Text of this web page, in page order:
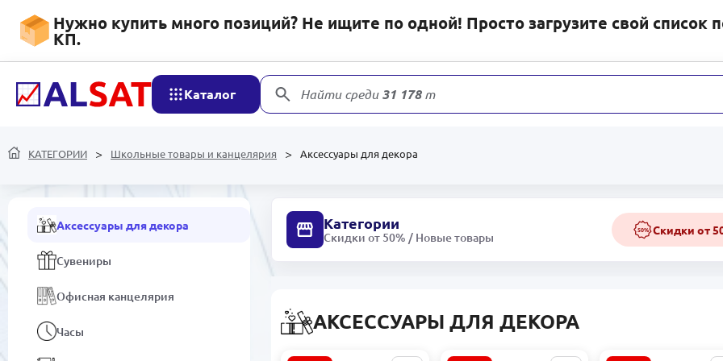
Нужно купить много позиций? Не ищите по одной! Просто загрузите свой список
КП.
Каталог Найти среди31 178товаров
КАТЕГОРИИ Школьные товары и канцелярия Аксессуары для декора
Ручки
Карандаши
Тетради
Бумажная продукция
Аксессуары для декора
Сувениры
Офисная канцелярия
Часы
Категории
Скидки от 50% / Новые товары
50% Скидки от
АКСЕССУАРЫ ДЛЯ ДЕКОРА